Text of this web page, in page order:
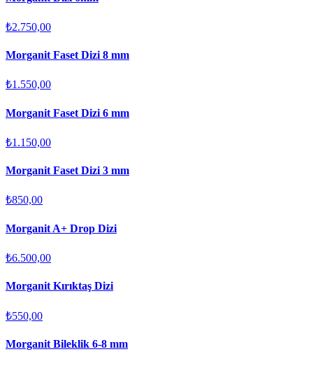
₺2.750,00
Morganit Faset Dizi 8 mm
₺1.550,00
Morganit Faset Dizi 6 mm
₺1.150,00
Morganit Faset Dizi 3 mm
₺850,00
Morganit A+ Drop Dizi
₺6.500,00
Morganit Kırıktaş Dizi
₺550,00
Morganit Bileklik 6-8 mm